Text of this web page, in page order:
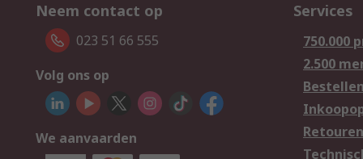
Neem contact op
023 51 66 555
Volg ons op
We aanvaarden
Services
750.000
2.500
Bestellen
Retouren